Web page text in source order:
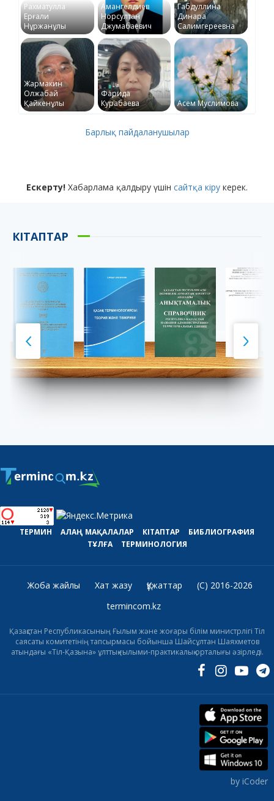
Рахматулла
Ерғали
Нұржанұлы
Амангелдиев
Норсултан
Джумабаевич
Габдуллина
Динара
Салимгереевна
Жармакин
Олжабай
Қайкенұлы
Фарида
Курабаева
Асем Муслимова
Барлық пайдаланушылар
Ескерту! Хабарлама қалдыру үшін сайтқа кіру керек.
КІТАПТАР
ТЕРМИН АЛАҢ МАҚАЛАЛАР КІТАПТАР
БИБЛИОГРАФИЯ
ТҰЛҒА
ТЕРМИНОЛОГИЯ
Жоба жайлы Хат жазу Құжаттар
(C) 2016-2026
termincom.kz
Қазақстан Республикасының Ғылым және жоғары білім министрлігі Тіл
саясаты комитетінің тапсырмасы бойынша Шайсұлтан Шаяхметов
атындағы «Тіл-Қазына» ұлттық ғылыми-практикалық орталығы әзірледі.
by iCoder